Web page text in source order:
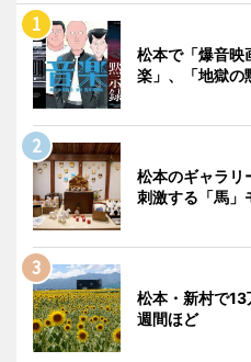
松本で「爆音
楽」、「地獄の
松本のギャラ
刺激する「馬」
松本・新村で
週間ほど